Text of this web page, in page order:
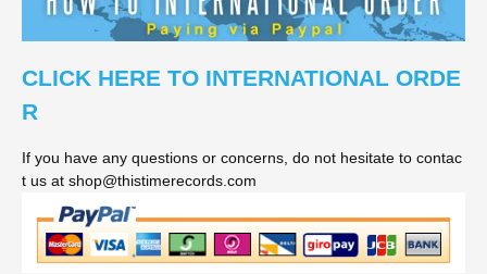
CLICK HERE TO INTERNATIONAL ORDE
R
If you have any questions or concerns, do not hesitate to contac
t us at shop@thistimerecords.com